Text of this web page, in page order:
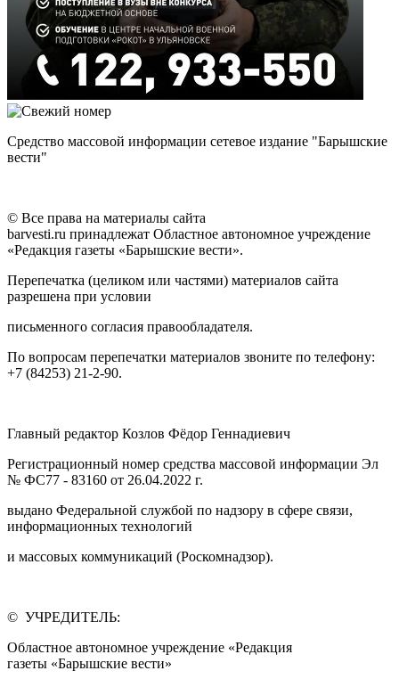
Средство массовой информации сетевое издание "Барышские
вести"
© Все права на материалы сайта
barvesti.ru принадлежат Областное автономное учреждение
«Редакция газеты «Барышские вести».
Перепечатка (целиком или частями) материалов сайта
разрешена при условии
письменного согласия правообладателя.
По вопросам перепечатки материалов звоните по телефону:
+7 (84253) 21-2-90.
Главный редактор Козлов Фёдор Геннадиевич
Регистрационный номер средства массовой информации Эл
№ ФС77 - 83160 от 26.04.2022 г.
выдано Федеральной службой по надзору в сфере связи,
информационных технологий
и массовых коммуникаций (Роскомнадзор).
© УЧРЕДИТЕЛЬ:
Областное автономное учреждение «Редакция
газеты «Барышские вести»